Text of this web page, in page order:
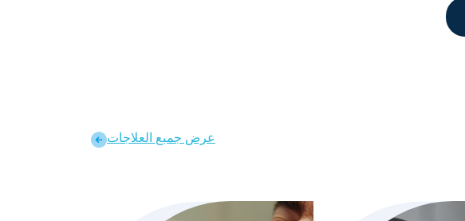
عرض جمبع العلاجات